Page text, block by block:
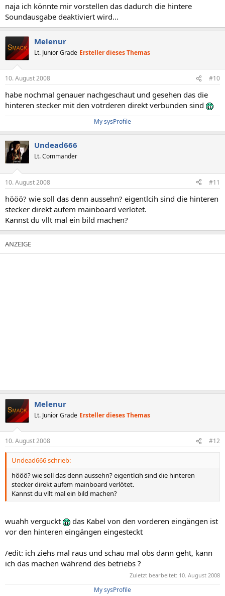
naja ich könnte mir vorstellen das dadurch die hintere
Soundausgabe deaktiviert wird...
Melenur
Lt. Junior Grade Ersteller dieses Themas
10. August 2008 #10
habe nochmal genauer nachgeschaut und gesehen das die
hinteren stecker mit den votrderen direkt verbunden sind
My sysProfile
Undead666
Lt. Commander
10. August 2008 #11
hööö? wie soll das denn aussehn? eigentlcih sind die hinteren
stecker direkt aufem mainboard verlötet.
Kannst du vllt mal ein bild machen?
Melenur
Lt. Junior Grade Ersteller dieses Themas
10. August 2008 #12
Undead666 schrieb:
hööö? wie soll das denn aussehn? eigentlcih sind die hinteren
stecker direkt aufem mainboard verlötet.
Kannst du vllt mal ein bild machen?
wuahh verguckt
das Kabel von den vorderen eingängen ist
vor den hinteren eingängen eingesteckt
/edit: ich ziehs mal raus und schau mal obs dann geht, kann
ich das machen während des betriebs ?
Zuletzt bearbeitet: 10. August 2008
My sysProfile